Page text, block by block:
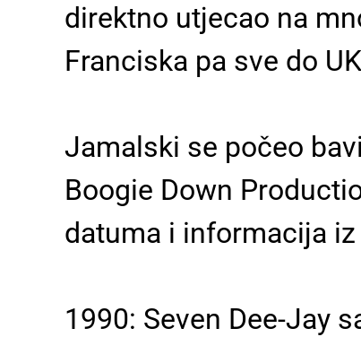
direktno utjecao na
Franciska pa sve do
Jamalski se počeo
Boogie Down
datuma i informacija
1990: Seven Dee-Jay